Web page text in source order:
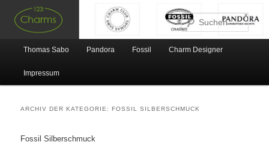
Zum Inhalt wechseln
Zum sekundären Inhalt wechseln
Thomas Sabo Pandora Fossil Charm Designer
Impressum
ARCHIV DER KATEGORIE:FOSSIL SILBERSCHMUCK
Fossil Silberschmuck